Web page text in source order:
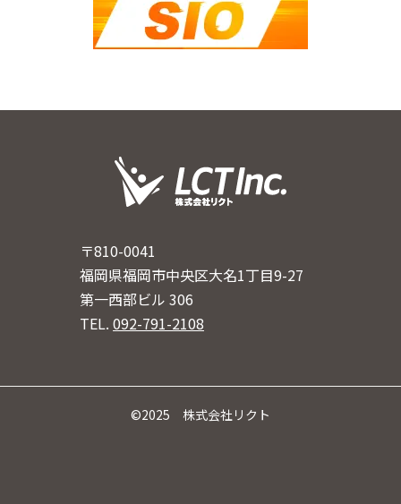
〒810-0041
福岡県福岡市中央区大名1丁目9-27
第一西部ビル 306
TEL.092-791-2108
©2025 株式会社リクト